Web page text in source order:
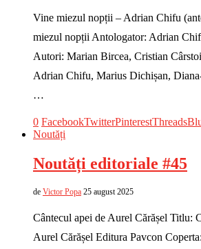
Vine miezul nopții – Adrian Chifu
miezul nopții Antologator: Adrian
Autori: Marian Bircea, Cristian
Adrian Chifu, Marius Dichișan,
…
0 FacebookTwitterPinterestThreads
Noutăți
Noutăți editoriale #45
de Victor Popa 25 august 2025
Cântecul apei de Aurel Cărășel Titlu:
Aurel Cărășel Editura Pavcon